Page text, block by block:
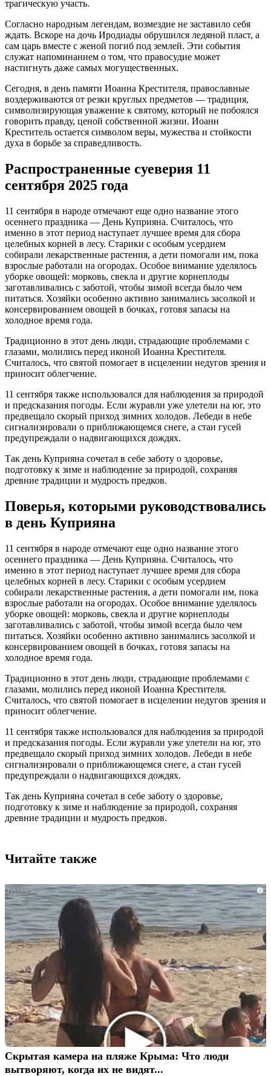
трагическую участь.
Согласно народным легендам, возмездие не заставило себя
ждать. Вскоре на дочь Иродиады обрушился ледяной пласт, а
сам царь вместе с женой погиб под землей. Эти события
служат напоминанием о том, что правосудие может
настигнуть даже самых могущественных.
Сегодня, в день памяти Иоанна Крестителя, православные
воздерживаются от резки круглых предметов — традиция,
символизирующая уважение к святому, который не побоялся
говорить правду, ценой собственной жизни. Иоанн
Креститель остается символом веры, мужества и стойкости
духа в борьбе за справедливость.
Распространенные суеверия 11
сентября 2025 года
11 сентября в народе отмечают еще одно название этого
осеннего праздника — День Куприяна. Считалось, что
именно в этот период наступает лучшее время для сбора
целебных корней в лесу. Старики с особым усердием
собирали лекарственные растения, а дети помогали им, пока
взрослые работали на огородах. Особое внимание уделялось
уборке овощей: морковь, свекла и другие корнеплоды
заготавливались с заботой, чтобы зимой всегда было чем
питаться. Хозяйки особенно активно занимались засолкой и
консервированием овощей в бочках, готовя запасы на
холодное время года.
Традиционно в этот день люди, страдающие проблемами с
глазами, молились перед иконой Иоанна Крестителя.
Считалось, что святой помогает в исцелении недугов зрения и
приносит облегчение.
11 сентября также использовался для наблюдения за природой
и предсказания погоды. Если журавли уже улетели на юг, это
предвещало скорый приход зимних холодов. Лебеди в небе
сигнализировали о приближающемся снеге, а стаи гусей
предупреждали о надвигающихся дождях.
Так день Куприяна сочетал в себе заботу о здоровье,
подготовку к зиме и наблюдение за природой, сохраняя
древние традиции и мудрость предков.
Поверья, которыми руководствовались
в день Куприяна
11 сентября в народе отмечают еще одно название этого
осеннего праздника — День Куприяна. Считалось, что
именно в этот период наступает лучшее время для сбора
целебных корней в лесу. Старики с особым усердием
собирали лекарственные растения, а дети помогали им, пока
взрослые работали на огородах. Особое внимание уделялось
уборке овощей: морковь, свекла и другие корнеплоды
заготавливались с заботой, чтобы зимой всегда было чем
питаться. Хозяйки особенно активно занимались засолкой и
консервированием овощей в бочках, готовя запасы на
холодное время года.
Традиционно в этот день люди, страдающие проблемами с
глазами, молились перед иконой Иоанна Крестителя.
Считалось, что святой помогает в исцелении недугов зрения и
приносит облегчение.
11 сентября также использовался для наблюдения за природой
и предсказания погоды. Если журавли уже улетели на юг, это
предвещало скорый приход зимних холодов. Лебеди в небе
сигнализировали о приближающемся снеге, а стаи гусей
предупреждали о надвигающихся дождях.
Так день Куприяна сочетал в себе заботу о здоровье,
подготовку к зиме и наблюдение за природой, сохраняя
древние традиции и мудрость предков.
Читайте также
i
Скрытая камера на пляже Крыма: Что люди
вытворяют, когда их не видят...